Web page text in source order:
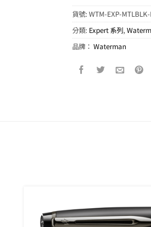
貨號:WTM-EXP-
分類: Expert 系列,
品牌：Waterman